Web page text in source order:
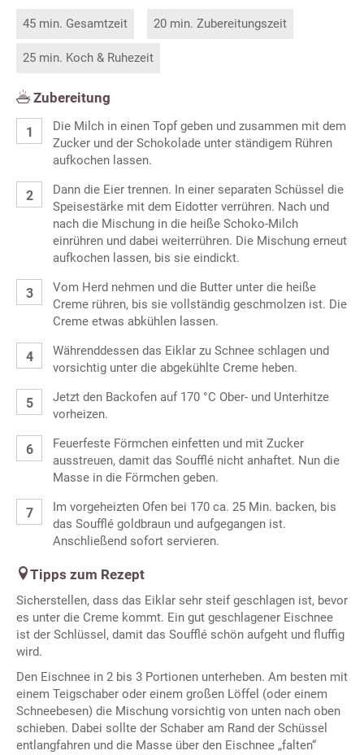
45 min. Gesamtzeit 20 min. Zubereitungszeit
25 min. Koch & Ruhezeit
Zubereitung
Die Milch in einen Topf geben und zusammen mit dem
Zucker und der Schokolade unter ständigem Rühren
aufkochen lassen.
Dann die Eier trennen. In einer separaten Schüssel die
Speisestärke mit dem Eidotter verrühren. Nach und
nach die Mischung in die heiße Schoko-Milch
einrühren und dabei weiterrühren. Die Mischung erneut
aufkochen lassen, bis sie eindickt.
Vom Herd nehmen und die Butter unter die heiße
Creme rühren, bis sie vollständig geschmolzen ist. Die
Creme etwas abkühlen lassen.
Währenddessen das Eiklar zu Schnee schlagen und
vorsichtig unter die abgekühlte Creme heben.
Jetzt den Backofen auf 170 °C Ober- und Unterhitze
vorheizen.
Feuerfeste Förmchen einfetten und mit Zucker
ausstreuen, damit das Soufflé nicht anhaftet. Nun die
Masse in die Förmchen geben.
Im vorgeheizten Ofen bei 170 ca. 25 Min. backen, bis
das Soufflé goldbraun und aufgegangen ist.
Anschließend sofort servieren.
Tipps zum Rezept
Sicherstellen, dass das Eiklar sehr steif geschlagen ist, bevor
es unter die Creme kommt. Ein gut geschlagener Eischnee
ist der Schlüssel, damit das Soufflé schön aufgeht und fluffig
wird.
Den Eischnee in 2 bis 3 Portionen unterheben. Am besten mit
einem Teigschaber oder einem großen Löffel (oder einem
Schneebesen) die Mischung vorsichtig von unten nach oben
schieben. Dabei sollte der Schaber am Rand der Schüssel
entlangfahren und die Masse über den Eischnee „falten“